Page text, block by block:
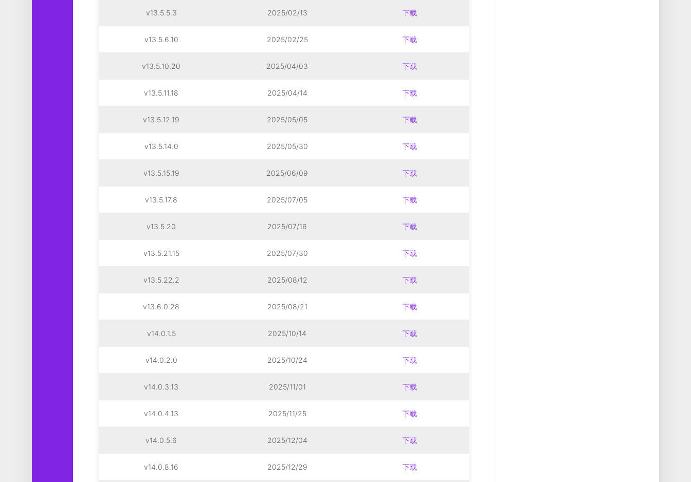
v13.5.5.3 2025/02/13 下载
v13.5.6.10 2025/02/25 下载
v13.5.10.20 2025/04/03 下载
v13.5.11.18 2025/04/14 下载
v13.5.12.19 2025/05/05 下载
v13.5.14.0 2025/05/30 下载
v13.5.15.19 2025/06/09 下载
v13.5.17.8 2025/07/05 下载
v13.5.20 2025/07/16 下载
v13.5.21.15 2025/07/30 下载
v13.5.22.2 2025/08/12 下载
v13.6.0.28 2025/08/21 下载
v14.0.1.5 2025/10/14 下载
v14.0.2.0 2025/10/24 下载
v14.0.3.13 2025/11/01 下载
v14.0.4.13 2025/11/25 下载
v14.0.5.6 2025/12/04 下载
v14.0.8.16 2025/12/29 下载